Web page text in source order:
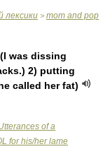
лексики > mom and pop
was dissing
2) putting
called her fat)
of a
for his/her lame